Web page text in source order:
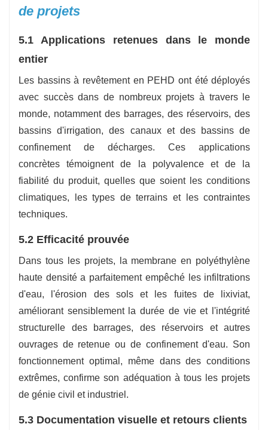
de projets
5.1 Applications retenues dans le monde
entier
Les bassins à revêtement en PEHD ont été déployés
avec succès dans de nombreux projets à travers le
monde, notamment des barrages, des réservoirs, des
bassins d'irrigation, des canaux et des bassins de
confinement de décharges. Ces applications
concrètes témoignent de la polyvalence et de la
fiabilité du produit, quelles que soient les conditions
climatiques, les types de terrains et les contraintes
techniques.
5.2 Efficacité prouvée
Dans tous les projets, la membrane en polyéthylène
haute densité a parfaitement empêché les infiltrations
d'eau, l'érosion des sols et les fuites de lixiviat,
améliorant sensiblement la durée de vie et l'intégrité
structurelle des barrages, des réservoirs et autres
ouvrages de retenue ou de confinement d'eau. Son
fonctionnement optimal, même dans des conditions
extrêmes, confirme son adéquation à tous les projets
de génie civil et industriel.
5.3 Documentation visuelle et retours clients